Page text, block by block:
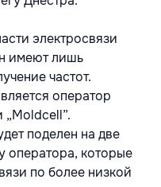
электросвязи
имеют лишь
частот.
оператор
поделен на две
оператора, которые
по более низкой